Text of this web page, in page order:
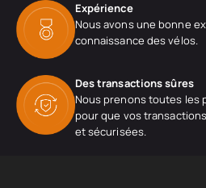
Expérience
Nous avons une bonne
connaissance des vélos.
Des transactions sûres
Nous prenons toutes les
pour que vos
et sécurisées.